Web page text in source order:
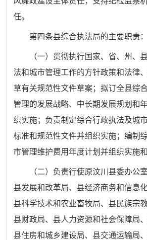
任。
第四条县综合执法局的主要职责：
（一）贯彻执行国家、省、州、
法和城市管理工作的方针政策和法律
草有关规范性文件草案；拟订全县综
管理的发展战略、中长期发展规划和
织实施；负责制定综合行政执法及城
标准和规范性文件并组织实施；编制
市管理维护费用年度计划并组织实施和
（二）负责行使原汶川县委办公
县发展和改革局、县经济商务和信息
县科学技术和农业畜牧局、县民族宗
县财政局、县人力资源和社会保障局
县住房和城乡建设局、县交通运输局